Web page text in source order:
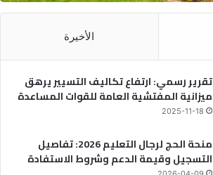
الأخيرة
تقرير رسمي: ارتفاع تكاليف التسيير يرهق
ميزانية المفتشية العامة للقوات المساعدة
2025-11-18
منحة الحج لرجال التعليم 2026: تفاصيل
التسجيل وقيمة الدعم وشروط الاستفادة